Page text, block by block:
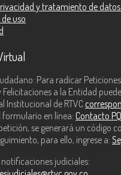
y tratamiento de
uso
Para radicar
Felicitaciones a la Entidad
Institucional de RTVC
formulario en línea: Contacto
se generará un código
para ello, ingrese a:
judiciales: